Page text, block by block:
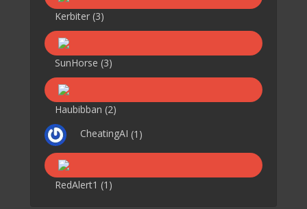
Kerbiter (3)
SunHorse (3)
Haubibban (2)
CheatingAI (1)
RedAlert1 (1)